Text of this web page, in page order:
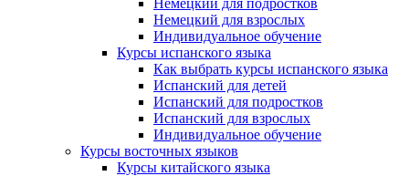
Немецкий для взрослых
Индивидуальное обучение
Курсы испанского языка
Как выбрать курсы испанского языка
Испанский для детей
Испанский для подростков
Испанский для взрослых
Индивидуальное обучение
Курсы восточных языков
Курсы китайского языка